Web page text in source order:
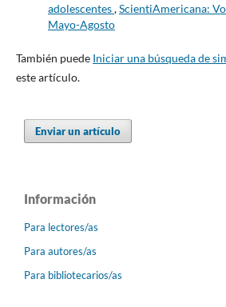
adolescentes,ScientiAmericana:
Mayo-Agosto
También puede Iniciar una búsqueda de
este artículo.
Enviar un artículo
Información
Para lectores/as
Para autores/as
Para bibliotecarios/as